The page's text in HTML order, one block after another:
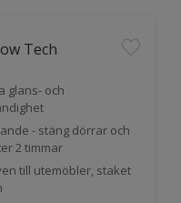
Tech
glans- och
- stäng dörrar och
2 timmar
till utemöbler, staket